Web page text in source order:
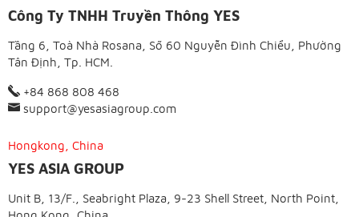
Công Ty TNHH Truyền Thông YES
Tầng 6, Toà Nhà Rosana, Số 60 Nguyễn Đình Chiểu, Phường
Tân Định, Tp. HCM.
+84 868 808 468
support@yesasiagroup.com
Hongkong, China
YES ASIA GROUP
Unit B, 13/F., Seabright Plaza, 9-23 Shell Street, North Point,